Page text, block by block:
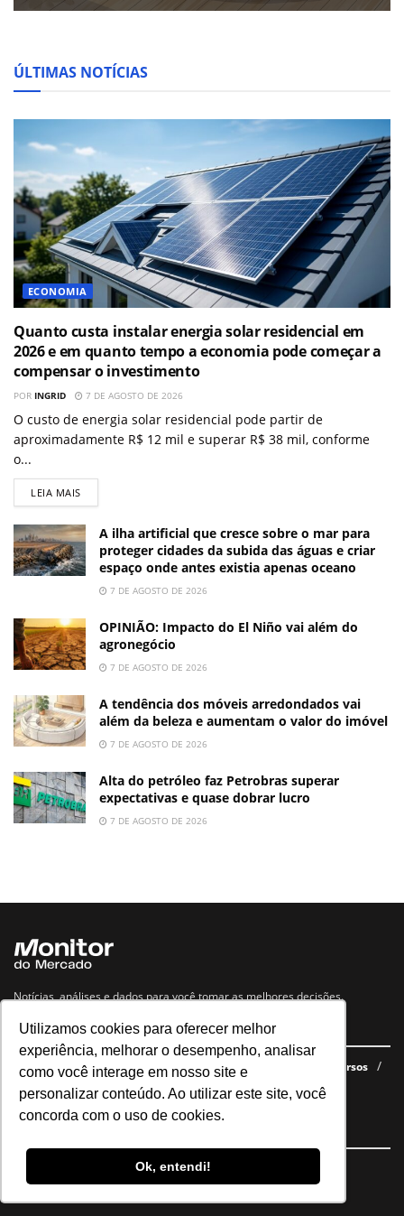
Utilizamos cookies para oferecer melhor
experiência, melhorar o desempenho, analisar
como você interage em nosso site e
personalizar conteúdo. Ao utilizar este site, você
concorda com o uso de cookies.
Ok, entendi!
ÚLTIMAS NOTÍCIAS
ECONOMIA
Quanto custa instalar energia solar residencial em
2026 e em quanto tempo a economia pode começar a
compensar o investimento
POR INGRID 7 DE AGOSTO DE 2026
O custo de energia solar residencial pode partir de
aproximadamente R$ 12 mil e superar R$ 38 mil, conforme
o...
LEIA MAIS
A ilha artificial que cresce sobre o mar para
proteger cidades da subida das águas e criar
espaço onde antes existia apenas oceano
7 DE AGOSTO DE 2026
OPINIÃO: Impacto do El Niño vai além do
agronegócio
7 DE AGOSTO DE 2026
A tendência dos móveis arredondados vai
além da beleza e aumentam o valor do imóvel
7 DE AGOSTO DE 2026
Alta do petróleo faz Petrobras superar
expectativas e quase dobrar lucro
7 DE AGOSTO DE 2026
Notícias, análises e dados para você tomar as melhores decisões.
Navegue no site
Últimas notícias Quem somos E-books gratuitos
Cursos
Política de privacidade